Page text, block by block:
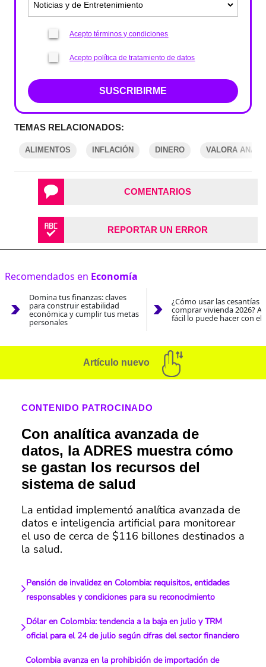
Acepto términos y condiciones
Acepto política de tratamiento de datos
SUSCRIBIRME
TEMAS RELACIONADOS:
ALIMENTOS INFLACIÓN DINERO VALORA
COMENTARIOS
REPORTAR UN ERROR
Recomendados en Economía
Domina tus finanzas: claves
para construir estabilidad
económica y cumplir tus metas
personales
¿Cómo usar las cesantías
comprar vivienda 2026?
fácil lo puede hacer con el
Artículo nuevo
CONTENIDO PATROCINADO
Con analítica avanzada de
datos, la ADRES muestra cómo
se gastan los recursos del
sistema de salud
La entidad implementó analítica avanzada de
datos e inteligencia artificial para monitorear
el uso de cerca de $116 billones destinados a
la salud.
Pensión de invalidez en Colombia: requisitos, entidades
responsables y condiciones para su reconocimiento
Dólar en Colombia: tendencia a la baja en julio y TRM
oficial para el 24 de julio según cifras del sector financiero
Colombia avanza en la prohibición de importación de